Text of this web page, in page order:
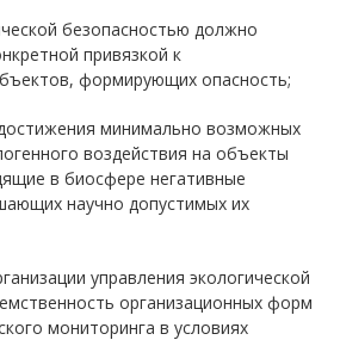
безопасностью должно
привязкой к
формирующих опасность;
минимально возможных
воздействия на объекты
в биосфере негативные
научно допустимых их
управления экологической
организационных форм
мониторинга в условиях